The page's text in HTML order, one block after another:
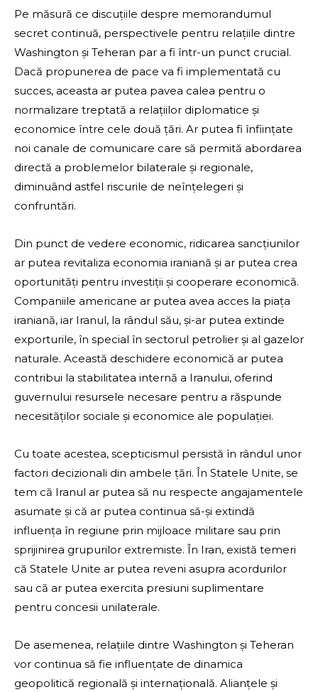
Pe măsură ce discuțiile despre memorandumul
secret continuă, perspectivele pentru relațiile dintre
Washington și Teheran par a fi într-un punct crucial.
Dacă propunerea de pace va fi implementată cu
succes, aceasta ar putea pavea calea pentru o
normalizare treptată a relațiilor diplomatice și
economice între cele două țări. Ar putea fi înființate
noi canale de comunicare care să permită abordarea
directă a problemelor bilaterale și regionale,
diminuând astfel riscurile de neînțelegeri și
confruntări.
Din punct de vedere economic, ridicarea sancțiunilor
ar putea revitaliza economia iraniană și ar putea crea
oportunități pentru investiții și cooperare economică.
Companiile americane ar putea avea acces la piața
iraniană, iar Iranul, la rândul său, și-ar putea extinde
exporturile, în special în sectorul petrolier și al gazelor
naturale. Această deschidere economică ar putea
contribui la stabilitatea internă a Iranului, oferind
guvernului resursele necesare pentru a răspunde
necesităților sociale și economice ale populației.
Cu toate acestea, scepticismul persistă în rândul unor
factori decizionali din ambele țări. În Statele Unite, se
tem că Iranul ar putea să nu respecte angajamentele
asumate și că ar putea continua să-și extindă
influența în regiune prin mijloace militare sau prin
sprijinirea grupurilor extremiste. În Iran, există temeri
că Statele Unite ar putea reveni asupra acordurilor
sau că ar putea exercita presiuni suplimentare
pentru concesii unilaterale.
De asemenea, relațiile dintre Washington și Teheran
vor continua să fie influențate de dinamica
geopolitică regională și internațională. Alianțele și